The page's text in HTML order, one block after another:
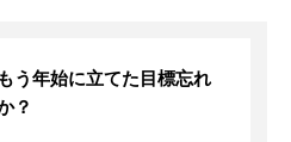
う年始に立てた目標忘れ
？